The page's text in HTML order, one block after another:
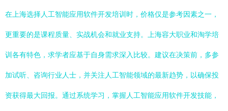
在上海选择人工智能应用软件开发培训时，价格仅是参考因素之一，
更重要的是课程质量、实战机会和就业支持。上海容大职业和淘学培
训各有特色，求学者应基于自身需求深入比较。建议在决策前，多参
加试听、咨询行业人士，并关注人工智能领域的最新趋势，以确保投
资获得最大回报。通过系统学习，掌握人工智能应用软件开发技能，